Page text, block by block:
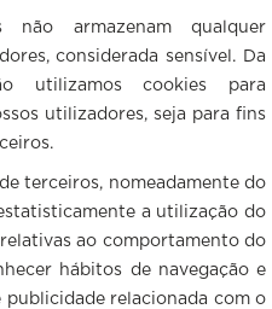
não armazenam qualquer
considerada sensível. Da
utilizamos cookies para
utilizadores, seja para fins
terceiros, nomeadamente do
a utilização do
ao comportamento do
hábitos de navegação e
relacionada com o